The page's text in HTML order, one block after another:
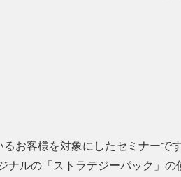
お客様を対象にしたセミナーです
ルの「ストラテジーパック」の